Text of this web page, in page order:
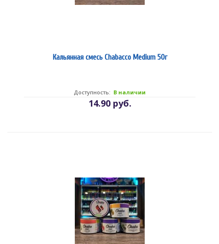
Кальянная смесь Chabacco Medium 50г
14.90 руб.
Доступность: В наличии